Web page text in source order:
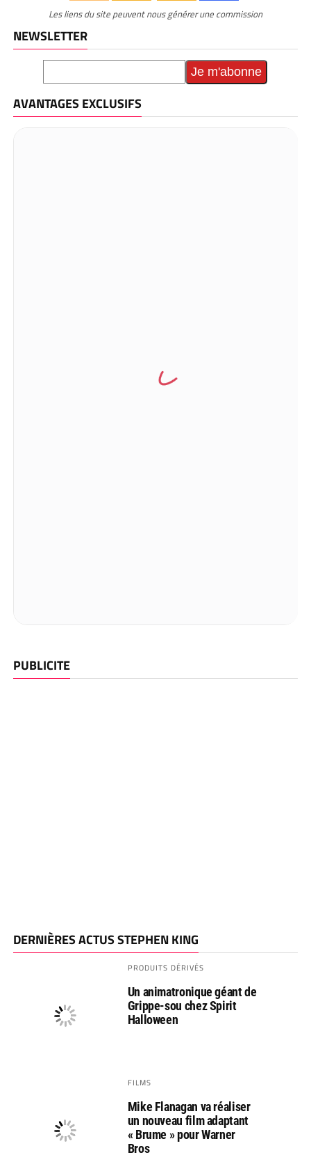
Les liens du site peuvent nous générer une commission
NEWSLETTER
AVANTAGES EXCLUSIFS
PUBLICITE
DERNIÈRES ACTUS STEPHEN KING
PRODUITS DÉRIVÉS
Un animatronique géant de
Grippe-sou chez Spirit
Halloween
FILMS
Mike Flanagan va réaliser
un nouveau film adaptant
« Brume » pour Warner
Bros